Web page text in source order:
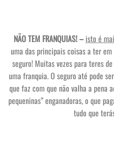
NÃO TEM FRANQUIAS! – isto é
uma das principais coisas a ter
seguro! Muitas vezes para teres
uma franquia. O seguro até pode
que faz com que não valha a pena
pequeninas” enganadoras,o que
tudo que